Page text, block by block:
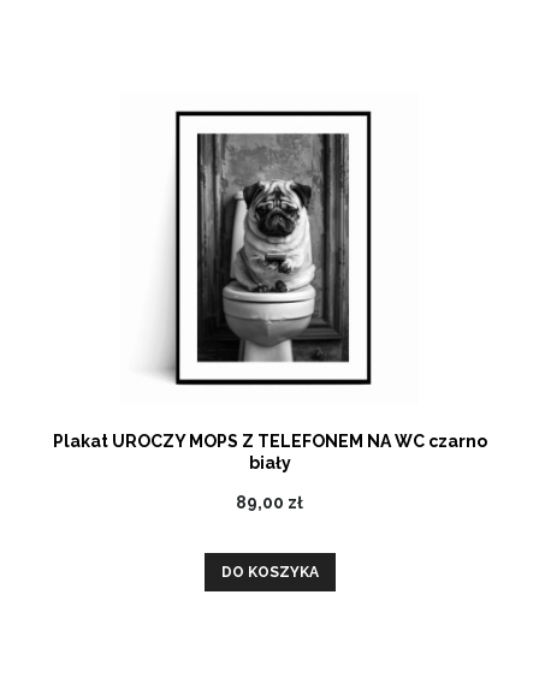
Plakat UROCZY MOPS Z TELEFONEM NA WC czarno
biały
89,00 zł
DO KOSZYKA